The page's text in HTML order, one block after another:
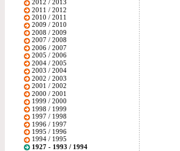
2012 / 2013
2011 / 2012
2010 / 2011
2009 / 2010
2008 / 2009
2007 / 2008
2006 / 2007
2005 / 2006
2004 / 2005
2003 / 2004
2002 / 2003
2001 / 2002
2000 / 2001
1999 / 2000
1998 / 1999
1997 / 1998
1996 / 1997
1995 / 1996
1994 / 1995
1927 - 1993 / 1994